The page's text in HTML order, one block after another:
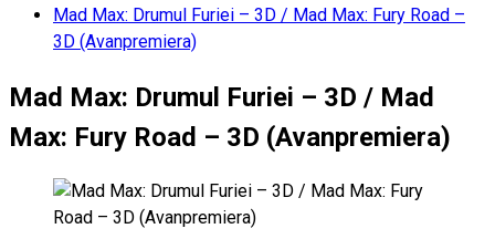
Mad Max: Drumul Furiei – 3D / Mad Max: Fury Road –
3D (Avanpremiera)
Mad Max: Drumul Furiei – 3D / Mad
Max: Fury Road – 3D (Avanpremiera)